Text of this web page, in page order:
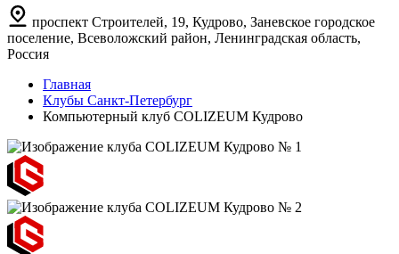
проспект Строителей, 19, Кудрово, Заневское городское
поселение, Всеволожский район, Ленинградская область,
Россия
Главная
Клубы Санкт-Петербург
Компьютерный клуб COLIZEUM Кудрово